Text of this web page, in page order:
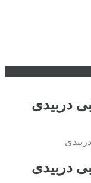
دربیدی
دربیدی